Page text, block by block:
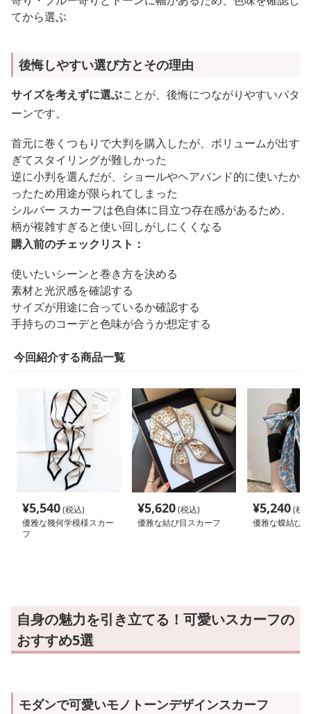
てから選ぶ
後悔しやすい選び方とその理由
サイズを考えずに選ぶことが、後悔につながりやすいパタ
ーンです。
首元に巻くつもりで大判を購入したが、ボリュームが出す
ぎてスタイリングが難しかった
逆に小判を選んだが、ショールやヘアバンド的に使いたか
ったため用途が限られてしまった
シルバー スカーフは色自体に目立つ存在感があるため、
柄が複雑すぎると使い回しがしにくくなる
購入前のチェックリスト：
使いたいシーンと巻き方を決める
素材と光沢感を確認する
サイズが用途に合っているか確認する
手持ちのコーデと色味が合うか想定する
今回紹介する商品一覧
¥5,540(税込)
優雅な幾何学模様スカー
フ
¥5,620(税込)
優雅な結び目スカーフ
¥5,240(税
優雅な蝶結び
自身の魅力を引き立てる！可愛いスカーフの
おすすめ5選
モダンで可愛いモノトーンデザインスカーフ